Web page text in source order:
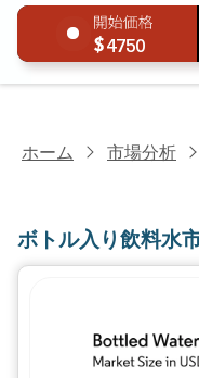
4750
ホーム 市場分析
ボトル入り飲料水